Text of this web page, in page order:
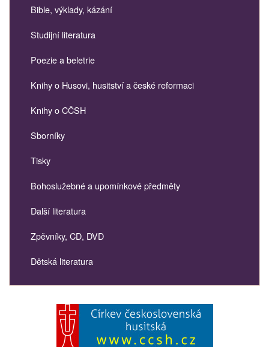
Bible, výklady, kázání
Studijní literatura
Poezie a beletrie
Knihy o Husovi, husitství a české reformaci
Knihy o CČSH
Sborníky
Tisky
Bohoslužebné a upomínkové předměty
Další literatura
Zpěvníky, CD, DVD
Dětská literatura